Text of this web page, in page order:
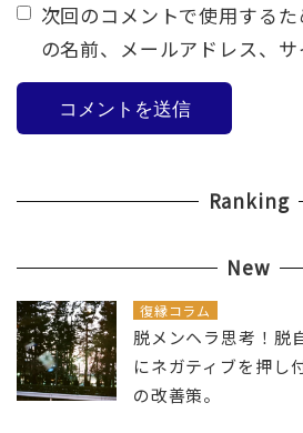
次回のコメントで使用する
の名前、メールアドレス、サ
Ranking
New
復縁コラム
脱メンヘラ思考！脱
にネガティブを押し
の改善策。